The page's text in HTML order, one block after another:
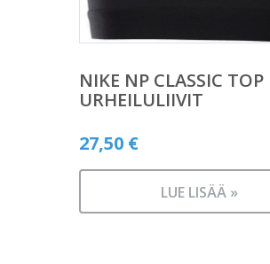
NIKE NP CLASSIC TOP
URHEILULIIVIT
27,50 €
LUE LISÄÄ »